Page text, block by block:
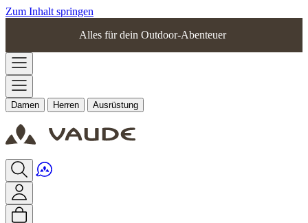
Zum Inhalt springen
Alles für dein Outdoor-Abenteuer
Damen Herren Ausrüstung